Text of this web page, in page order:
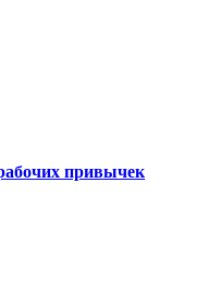
привычек